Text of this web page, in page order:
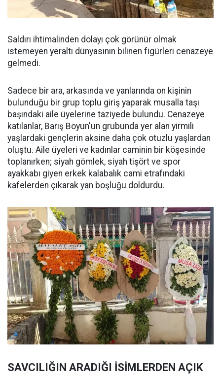
Saldırı ihtimalinden dolayı çok görünür olmak
istemeyen yeraltı dünyasının bilinen figürleri cenazeye
gelmedi.
Sadece bir ara, arkasında ve yanlarında on kişinin
bulunduğu bir grup toplu giriş yaparak musalla taşı
başındaki aile üyelerine taziyede bulundu. Cenazeye
katılanlar, Barış Boyun'un grubunda yer alan yirmili
yaşlardaki gençlerin aksine daha çok otuzlu yaşlardan
oluştu. Aile üyeleri ve kadınlar caminin bir köşesinde
toplanırken; siyah gömlek, siyah tişört ve spor
ayakkabı giyen erkek kalabalık cami etrafındaki
kafelerden çıkarak yan boşluğu doldurdu.
SAVCILIĞIN ARADIĞI İSİMLERDEN AÇIK